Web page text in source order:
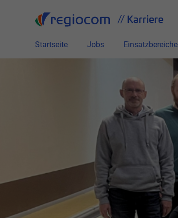
// Karriere
Startseite Jobs Einsatzbereiche